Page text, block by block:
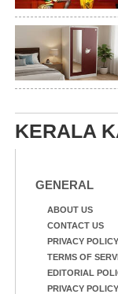
KERALA
GENERAL
ABOUT US
CONTACT US
PRIVACY POLICY
TERMS OF
EDITORIAL
PRIVACY